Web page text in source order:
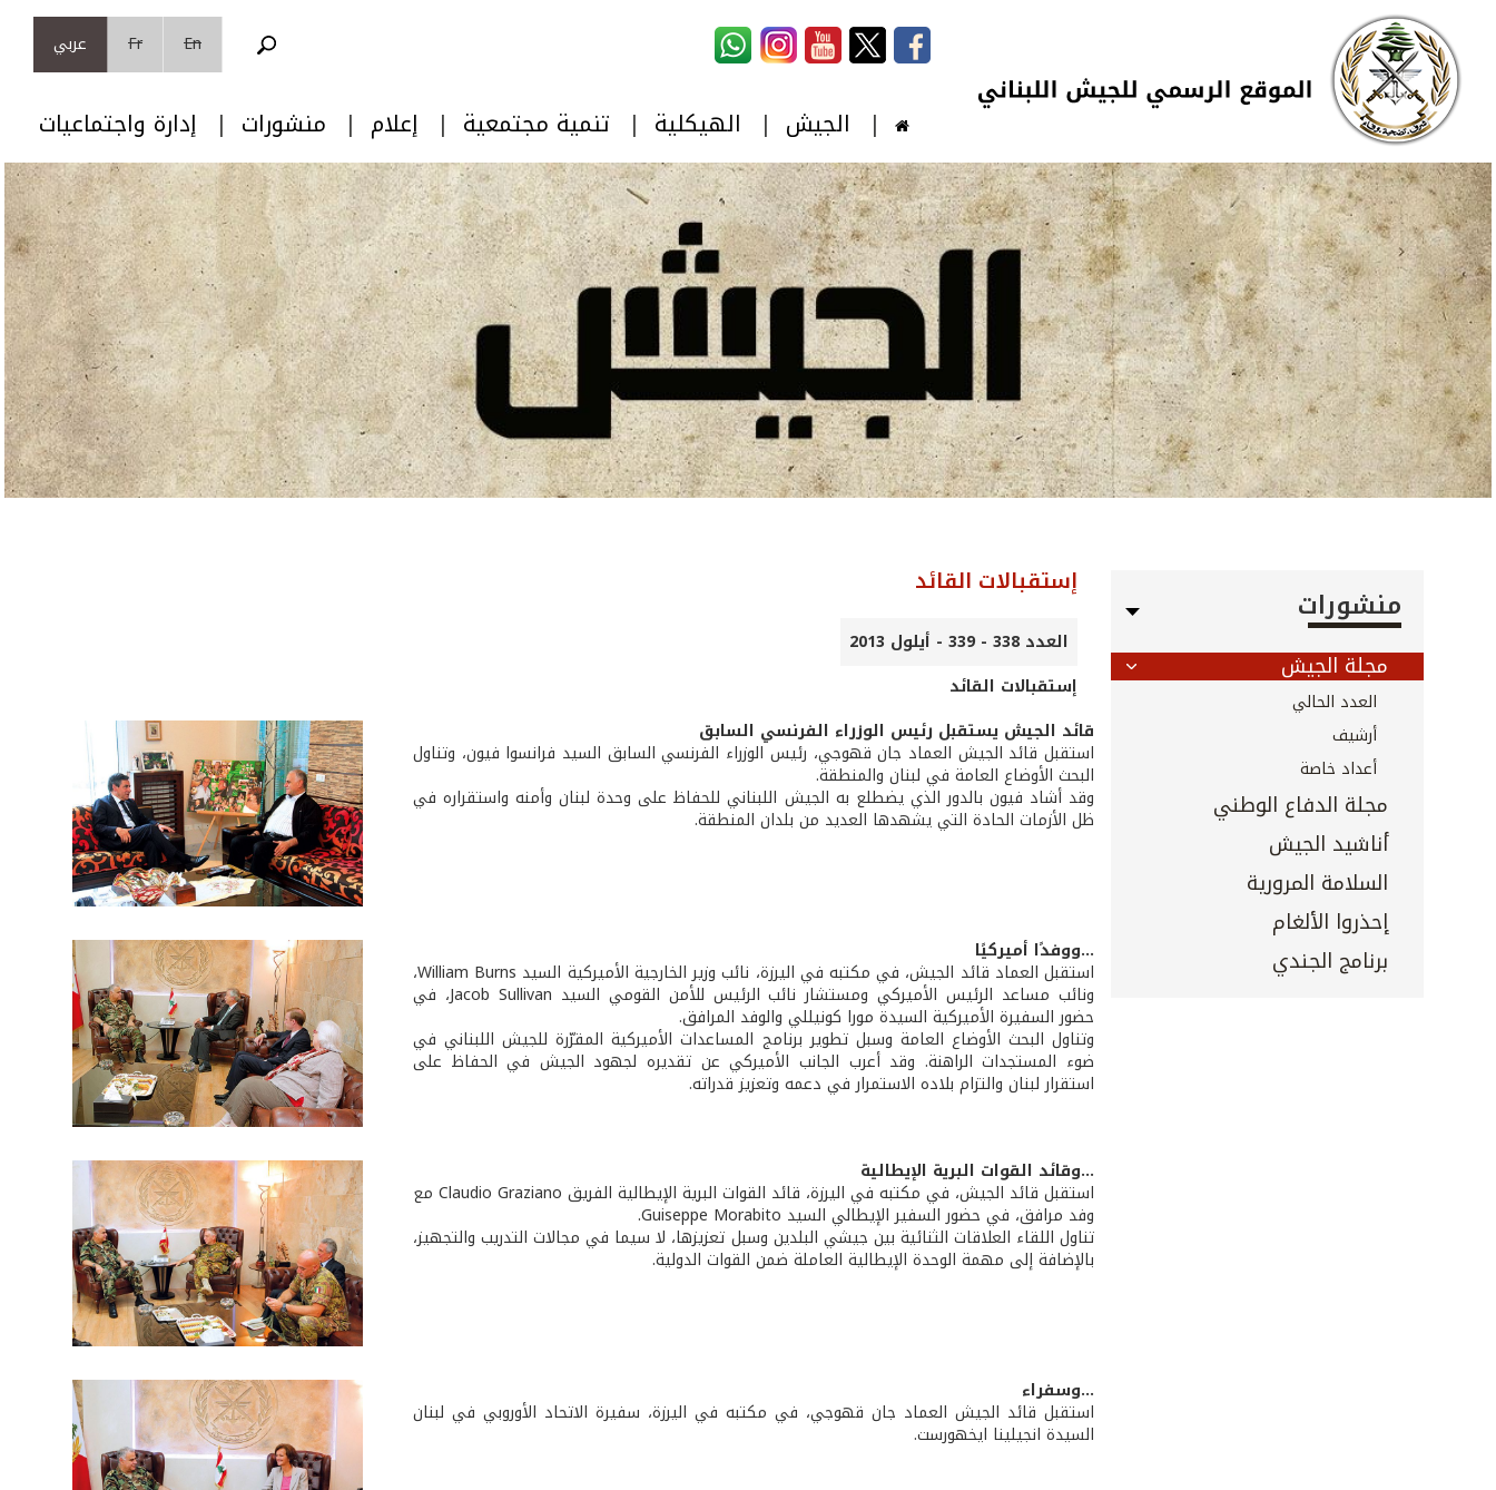
تجاوز إلى المحتوى الرئيسي
Skip to navigation
En
Fr عربي
الجيش الهيكلية تنمية مجتمعية إعلام منشورات إدارة واجتماعيات
منشورات
مجلة الجيش
العدد الحالي
أرشيف
أعداد خاصة
مجلة الدفاع الوطني
أناشيد الجيش
السلامة المرورية
إحذروا الألغام
برنامج الجندي
إستقبالات القائد
العدد 338 - 339 - أيلول 2013
إستقبالات القائد
قائد الجيش يستقبل رئيس الوزراء الفرنسي السابق
استقبل قائد الجيش العماد جان قهوجي، رئيس الوزراء الفرنسي السابق السيد فرانسوا فيون، وتناول
البحث الأوضاع العامة في لبنان والمنطقة.
وقد أشاد فيون بالدور الذي يضطلع به الجيش اللبناني للحفاظ على وحدة لبنان وأمنه واستقراره في
ظل الأزمات الحادة التي يشهدها العديد من بلدان المنطقة.
...ووفدًا أميركيًا
استقبل العماد قائد الجيش، في مكتبه في اليرزة، نائب وزير الخارجية الأميركية السيد William Burns،
ونائب مساعد الرئيس الأميركي ومستشار نائب الرئيس للأمن القومي السيد Jacob Sullivan، في
حضور السفيرة الأميركية السيدة مورا كونيللي والوفد المرافق.
وتناول البحث الأوضاع العامة وسبل تطوير برنامج المساعدات الأميركية المقرّرة للجيش اللبناني في
ضوء المستجدات الراهنة. وقد أعرب الجانب الأميركي عن تقديره لجهود الجيش في الحفاظ على
استقرار لبنان والتزام بلاده الاستمرار في دعمه وتعزيز قدراته.
...وقائد القوات البرية الإيطالية
استقبل قائد الجيش، في مكتبه في اليرزة، قائد القوات البرية الإيطالية الفريق Claudio Graziano مع
وفد مرافق، في حضور السفير الإيطالي السيد Guiseppe Morabito.
تناول اللقاء العلاقات الثنائية بين جيشي البلدين وسبل تعزيزها، لا سيما في مجالات التدريب والتجهيز،
بالإضافة إلى مهمة الوحدة الإيطالية العاملة ضمن القوات الدولية.
...وسفراء
استقبل قائد الجيش العماد جان قهوجي، في مكتبه في اليرزة، سفيرة الاتحاد الأوروبي في لبنان
السيدة انجيلينا ايخهورست.